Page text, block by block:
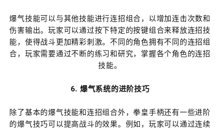
爆气技能可以与其他技能进行连招组合，以增加连击次数和
伤害输出。玩家可以通过按下特定的按键组合来释放连招技
能，使得战斗更加精彩刺激。不同的角色拥有不同的连招组
合，玩家需要通过不断的练习和研究，掌握各个角色的连招
技能。
6. 爆气系统的进阶技巧
除了基本的爆气技能和连招组合外，拳皇手柄还有一些进阶
的爆气技巧可以提高战斗的效果。例如，玩家可以通过连续